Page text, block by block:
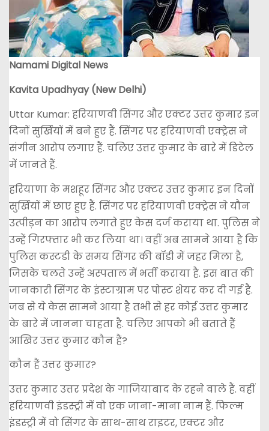
Namami Digital News
Kavita Upadhyay (New Delhi)
Uttar Kumar: हरियाणवी सिंगर और एक्टर उत्तर कुमार इन
दिनों सुर्खियों में बने हुए हैं. सिंगर पर हरियाणवी एक्ट्रेस ने
संगीन आरोप लगाए हैं. चलिए उत्तर कुमार के बारे में डिटेल
में जानते हैं.
हरियाणा के मशहूर सिंगर और एक्टर उत्तर कुमार इन दिनों
सुर्खियों में छाए हुए हैं. सिंगर पर हरियाणवी एक्ट्रेस ने यौन
उत्पीड़न का आरोप लगाते हुए केस दर्ज कराया था. पुलिस ने
उन्हें गिरफ्तार भी कर लिया था। वहीं अब सामने आया है कि
पुलिस कस्टडी के समय सिंगर की बॉडी में जहर मिला है,
जिसके चलते उन्हें अस्पताल में भर्ती कराया है. इस बात की
जानकारी सिंगर के इंस्टाग्राम पर पोस्ट शेयर कर दी गई है.
जब से ये केस सामने आया है तभी से हर कोई उत्तर कुमार
के बारे में जानना चाहता है. चलिए आपको भी बताते हैं
आखिर उत्तर कुमार कौन हैं?
कौन हैं उत्तर कुमार?
उत्तर कुमार उत्तर प्रदेश के गाजियाबाद के रहने वाले हैं. वहीं
हरियाणवी इंडस्ट्री में वो एक जाना-माना नाम हैं. फिल्म
इंडस्ट्री में वो सिंगर के साथ-साथ राइटर, एक्टर और